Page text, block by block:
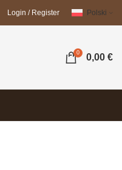
Login / Register Polski
0 0,00 €